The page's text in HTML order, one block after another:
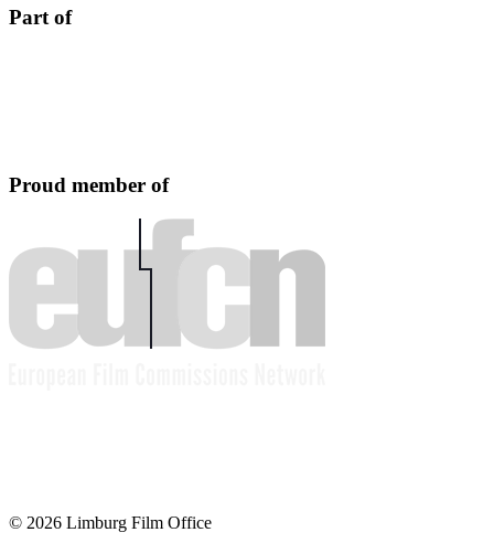
Part of
Proud member of
© 2026 Limburg Film Office